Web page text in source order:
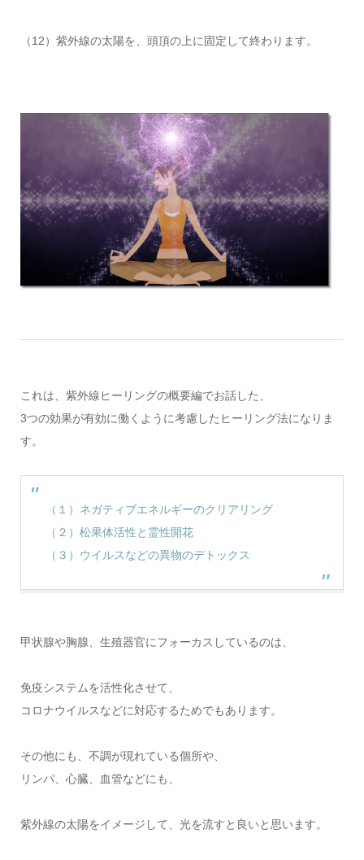
（12）紫外線の太陽を、頭頂の上に固定して終わります。
これは、紫外線ヒーリングの概要編でお話した、
3つの効果が有効に働くように考慮したヒーリング法になりま
す。
（１）ネガティブエネルギーのクリアリング
（２）松果体活性と霊性開花
（３）ウイルスなどの異物のデトックス
甲状腺や胸腺、生殖器官にフォーカスしているのは、
免疫システムを活性化させて、
コロナウイルスなどに対応するためでもあります。
その他にも、不調が現れている個所や、
リンパ、心臓、血管などにも、
紫外線の太陽をイメージして、光を流すと良いと思います。